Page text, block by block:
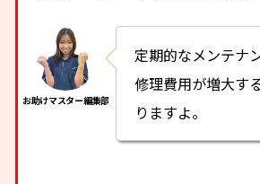
定期的なメンテナ
修理費用が増大す
りますよ。